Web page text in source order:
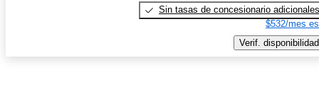
Sin tasas de concesionario adicionales
$532/mes
Verif. disponibilidad